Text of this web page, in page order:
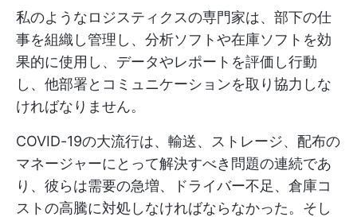
私のようなロジスティクスの専門家は、部下の仕
事を組織し管理し、分析ソフトや在庫ソフトを効
果的に使用し、データやレポートを評価し行動
し、他部署とコミュニケーションを取り協力しな
ければなりません。
COVID-19の大流行は、輸送、ストレージ、配布の
マネージャーにとって解決すべき問題の連続であ
り、彼らは需要の急増、ドライバー不足、倉庫コ
ストの高騰に対処しなければならなかった。そし